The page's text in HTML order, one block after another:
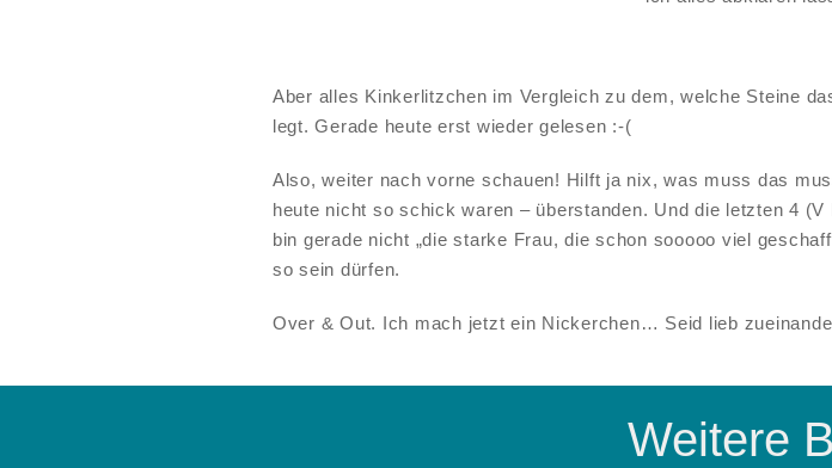
Aber alles Kinkerlitzchen im Vergleich zu dem, welche Steine
legt. Gerade heute erst wieder gelesen :-(
Also, weiter nach vorne schauen! Hilft ja nix, was muss das
heute nicht so schick waren – überstanden. Und die letzten 4
bin gerade nicht „die starke Frau, die schon sooooo viel
so sein dürfen.
Over & Out. Ich mach jetzt ein Nickerchen… Seid lieb
Weitere